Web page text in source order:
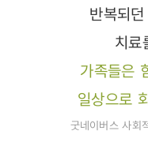
반복되
치료
가족들은
일상으로
굿네이버스 사회